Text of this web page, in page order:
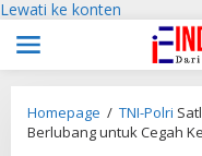
Lewati ke konten
Homepage / TNI-Polri
Berlubang untuk Cegah